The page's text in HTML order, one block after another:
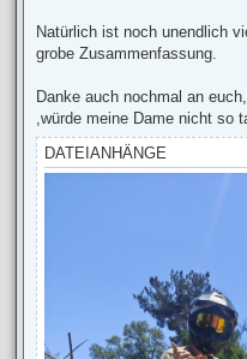
Natürlich ist noch unendlich
grobe Zusammenfassung.
Danke auch nochmal an
,würde meine Dame nicht so
DATEIANHÄNGE